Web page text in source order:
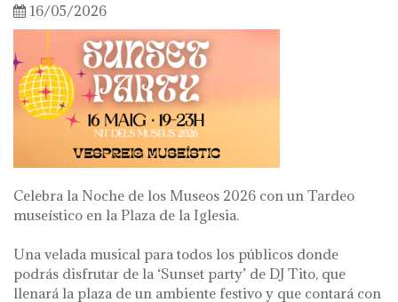
16/05/2026
Celebra la Noche de los Museos 2026 con un Tardeo
museístico en la Plaza de la Iglesia.
Una velada musical para todos los públicos donde
podrás disfrutar de la ‘Sunset party’ de DJ Tito, que
llenará la plaza de un ambiente festivo y que contará con